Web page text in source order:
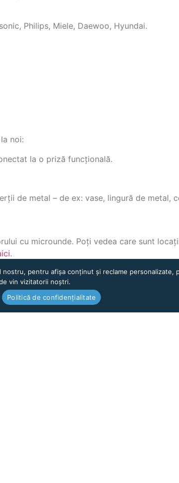
Philips, Miele, Daewoo, Hyundai.
noi:
la o priză funcțională.
de metal – de ex: vase, lingură de metal,
cu microunde. Poți vedea care sunt
.
primit la predarea aparatului în service).
pentru afișa conținut și reclame personalizate,
vin vizitatorii noștri.
Politică de confidențialitate